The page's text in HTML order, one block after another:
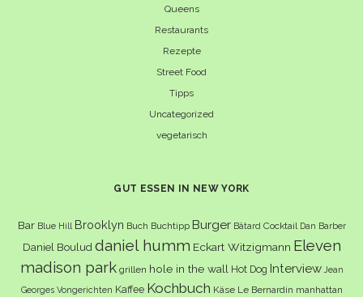
Queens
Restaurants
Rezepte
Street Food
Tipps
Uncategorized
vegetarisch
GUT ESSEN IN NEW YORK
Bar Blue Hill Brooklyn Buch Buchtipp Burger Bâtard Cocktail Dan Barber
Daniel Boulud daniel humm Eckart Witzigmann Eleven
madison park grillen hole in the wall Hot Dog Interview Jean
Georges Vongerichten Kaffee Kochbuch Käse Le Bernardin manhattan